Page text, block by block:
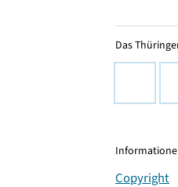
Das
Copyright